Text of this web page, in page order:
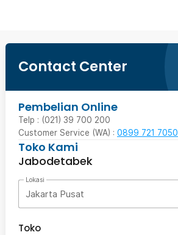
Contact Center
Pembelian Online
Telp : (021) 39 700 200
Customer Service (WA) : 0899 721 7050
Toko Kami
Jabodetabek
Lokasi
Jakarta Pusat
Toko